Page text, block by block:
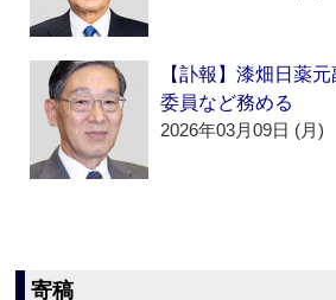
【訃報】漆畑日薬
委員など務める
2026年03月09日 (月)
寄稿